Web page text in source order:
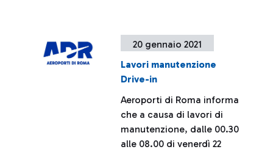
20 gennaio 2021
Lavori manutenzione
Drive-in
Aeroporti di Roma informa
che a causa di lavori di
manutenzione, dalle 00.30
alle 08.00 di venerdì 22